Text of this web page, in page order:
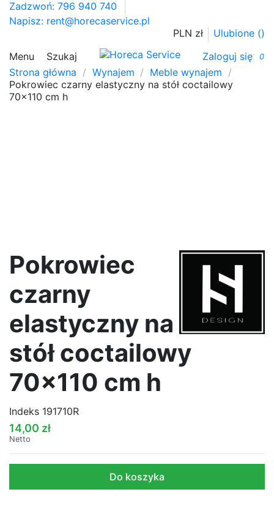
Zadzwoń: 796 940 740
Napisz: rent@horecaservice.pl
PLN zł
Ulubione ()
Menu
Szukaj Zaloguj się 0
Strona główna Wynajem
Meble wynajem
Pokrowiec czarny elastyczny na stół coctailowy
70x110 cm h
Pokrowiec
czarny
elastyczny na
stół coctailowy
70x110 cm h
Indeks 191710R
14,00 zł
Netto
Do koszyka